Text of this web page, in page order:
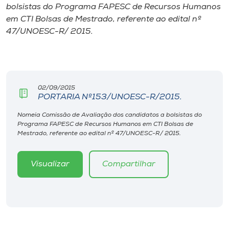
Cultura
Editora
Rádio
Museu
bolsistas do Programa FAPESC de Recursos Humanos
em CTI Bolsas de Mestrado, referente ao edital nº
47/UNOESC-R/ 2015.
02/09/2015
PORTARIA Nº153/UNOESC-R/2015.
Nomeia Comissão de Avaliação dos candidatos a bolsistas do
Programa FAPESC de Recursos Humanos em CTI Bolsas de
Mestrado, referente ao edital nº 47/UNOESC-R/ 2015.
Visualizar Compartilhar